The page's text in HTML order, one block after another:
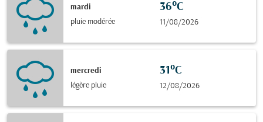
mardi
pluie modérée
36°C
11/08/2026
mercredi
légère pluie
31°C
12/08/2026